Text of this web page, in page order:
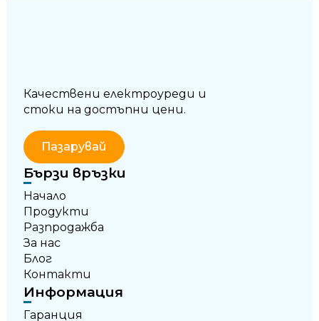
Качествени електроуреди и
стоки на достъпни цени.
Пазарувай
Бързи връзки
Начало
Продукти
Разпродажба
За нас
Блог
Контакти
Информация
Гаранция